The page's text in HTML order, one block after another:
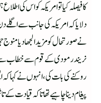
کا فیصلہ کیا تو امریکہ کو اس کی
دلایا کہ امریکہ کی جانب سے اگلے
نے صورتحال کو مزید الجھا دیا
نریندر مودی کے قوم سے خطاب سے
روکنے کی بات کی،انہوں نے کہا کہ
پیغام دینا چاہیے تھا تاکہ قیادت